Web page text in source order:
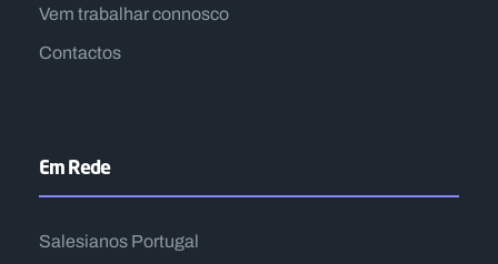
Vem trabalhar connosco
Contactos
Em Rede
Salesianos Portugal